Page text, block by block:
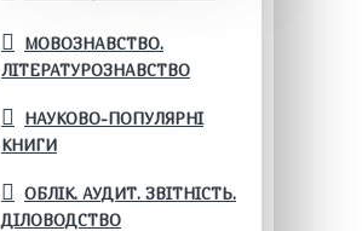
МОВОЗНАВСТВО.
ЛІТЕРАТУРОЗНАВСТВО
НАУКОВО-ПОПУЛЯРНІ
КНИГИ
ОБЛІК. АУДИТ. ЗВІТНІСТЬ.
ДІЛОВОДСТВО